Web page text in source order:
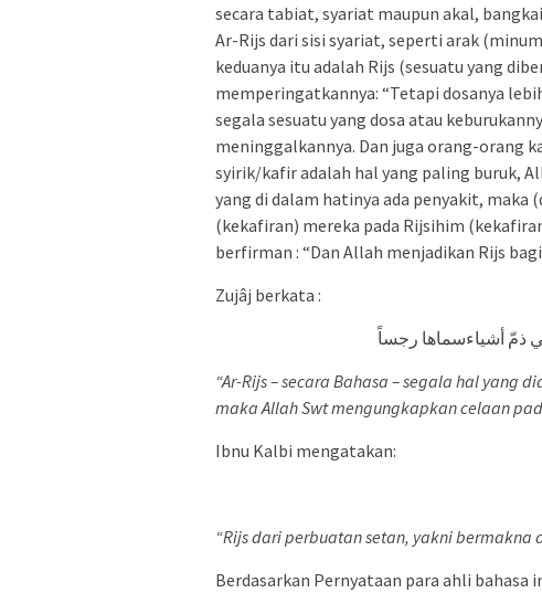
secara tabiat, syariat maupun akal,
Ar-Rijs dari sisi syariat, seperti arak
keduanya itu adalah Rijs (sesuatu yang
memperingatkannya: “Tetapi dosanya
segala sesuatu yang dosa atau
meninggalkannya. Dan juga orang-orang
syirik/kafir adalah hal yang paling buruk,
yang di dalam hatinya ada penyakit, maka
(kekafiran) mereka pada Rijsihim
berfirman : “Dan Allah menjadikan Rijs
Zujâj berkata :
ذمّ أشياءسماها رجساً
“Ar-Rijs – secara Bahasa – segala hal
maka Allah Swt mengungkapkan celaan
Ibnu Kalbi mengatakan:
“Rijs dari perbuatan setan, yakni bermakna
Berdasarkan Pernyataan para ahli bahasa